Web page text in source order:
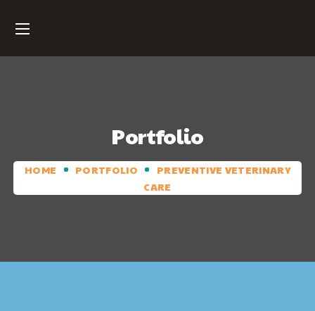
Portfolio
HOME PORTFOLIO
PREVENTIVE VETERINARY
CARE